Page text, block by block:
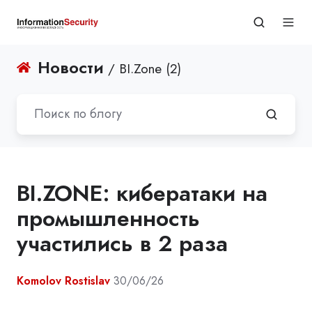
Новости / BI.Zone (2)
BI.ZONE: кибератаки на
промышленность
участились в 2 раза
Komolov Rostislav 30/06/26